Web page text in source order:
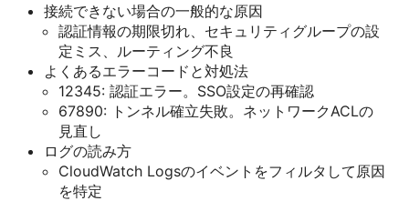
接続できない場合の一般的な原因
認証情報の期限切れ、セキュリティグループの設
定ミス、ルーティング不良
よくあるエラーコードと対処法
12345: 認証エラー。SSO設定の再確認
67890: トンネル確立失敗。ネットワークACLの
見直し
ログの読み方
CloudWatch Logsのイベントをフィルタして原因
を特定